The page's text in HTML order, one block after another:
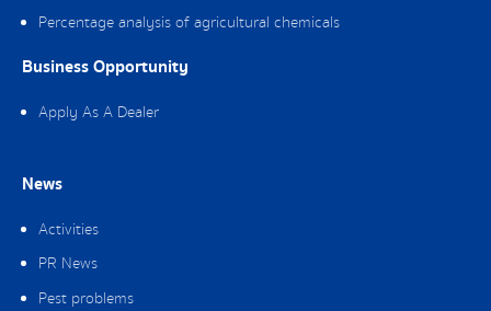
Percentage analysis of agricultural chemicals
Business Opportunity
Apply As A Dealer
News
Activities
PR News
Pest problems